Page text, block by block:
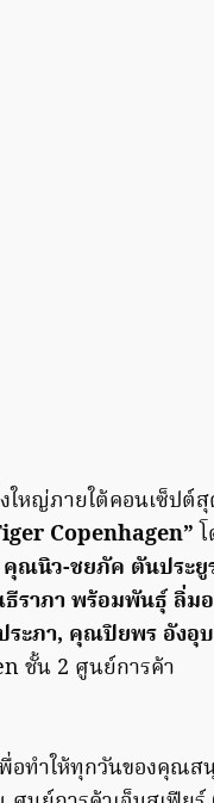
ใหญ่ภายใต้คอนเซ็ปต์
Copenhagen”
คุณนิว-ชยภัค ตันประยู
ราภา พร้อมพันธุ์ ลิ่ม
ะภา, คุณปิยพร อังอุ
ชั้น 2 ศูนย์การค้า
อทำให้ทุกวันของคุณส